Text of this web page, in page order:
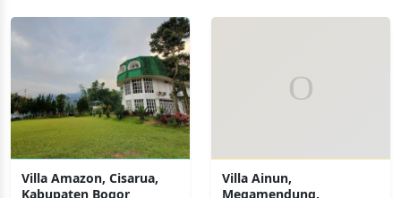
Villa Amazon, Cisarua,
Kabupaten Bogor
Villa Ainun,
Megamendung,